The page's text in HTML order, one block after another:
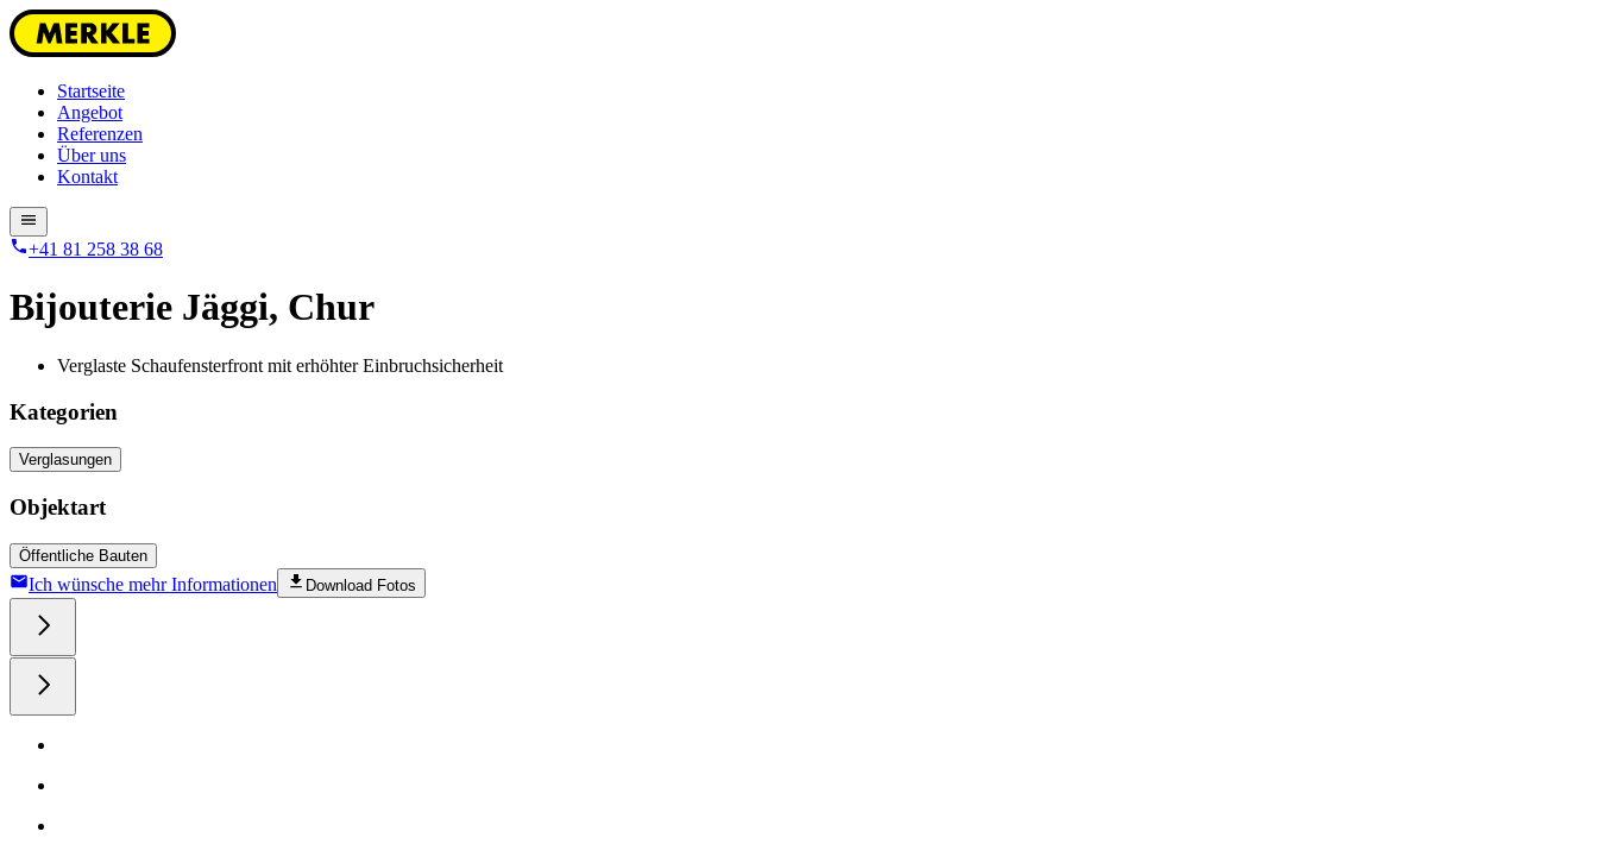
Startseite
Angebot
Referenzen
Über uns
Kontakt
+41 81 258 38 68
Bijouterie Jäggi, Chur
Verglaste Schaufensterfront mit erhöhter Einbruchsicherheit
Kategorien
Verglasungen
Objektart
Öffentliche Bauten
Ich wünsche mehr Informationen Download Fotos